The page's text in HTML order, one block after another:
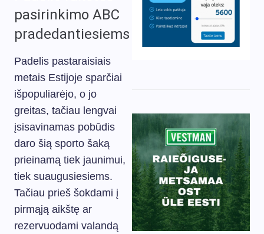
pasirinkimo ABC
pradedantiesiems
Padelis pastaraisiais
metais Estijoje sparčiai
išpopuliarėjo, o jo
greitas, tačiau lengvai
įsisavinamas pobūdis
daro šią sporto šaką
prieinamą tiek jaunimui,
tiek suaugusiesiems.
Tačiau prieš šokdami į
pirmąją aikštę ar
rezervuodami valandą